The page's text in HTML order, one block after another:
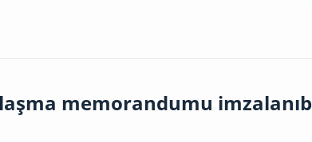
memorandumu imzalanıb